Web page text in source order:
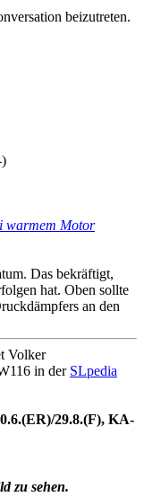
beizutreten.
warmem Motor
Das bekräftigt,
hat. Oben sollte
an den
Volker
in der SLpedia
29.8.(F), KA-
zu sehen.